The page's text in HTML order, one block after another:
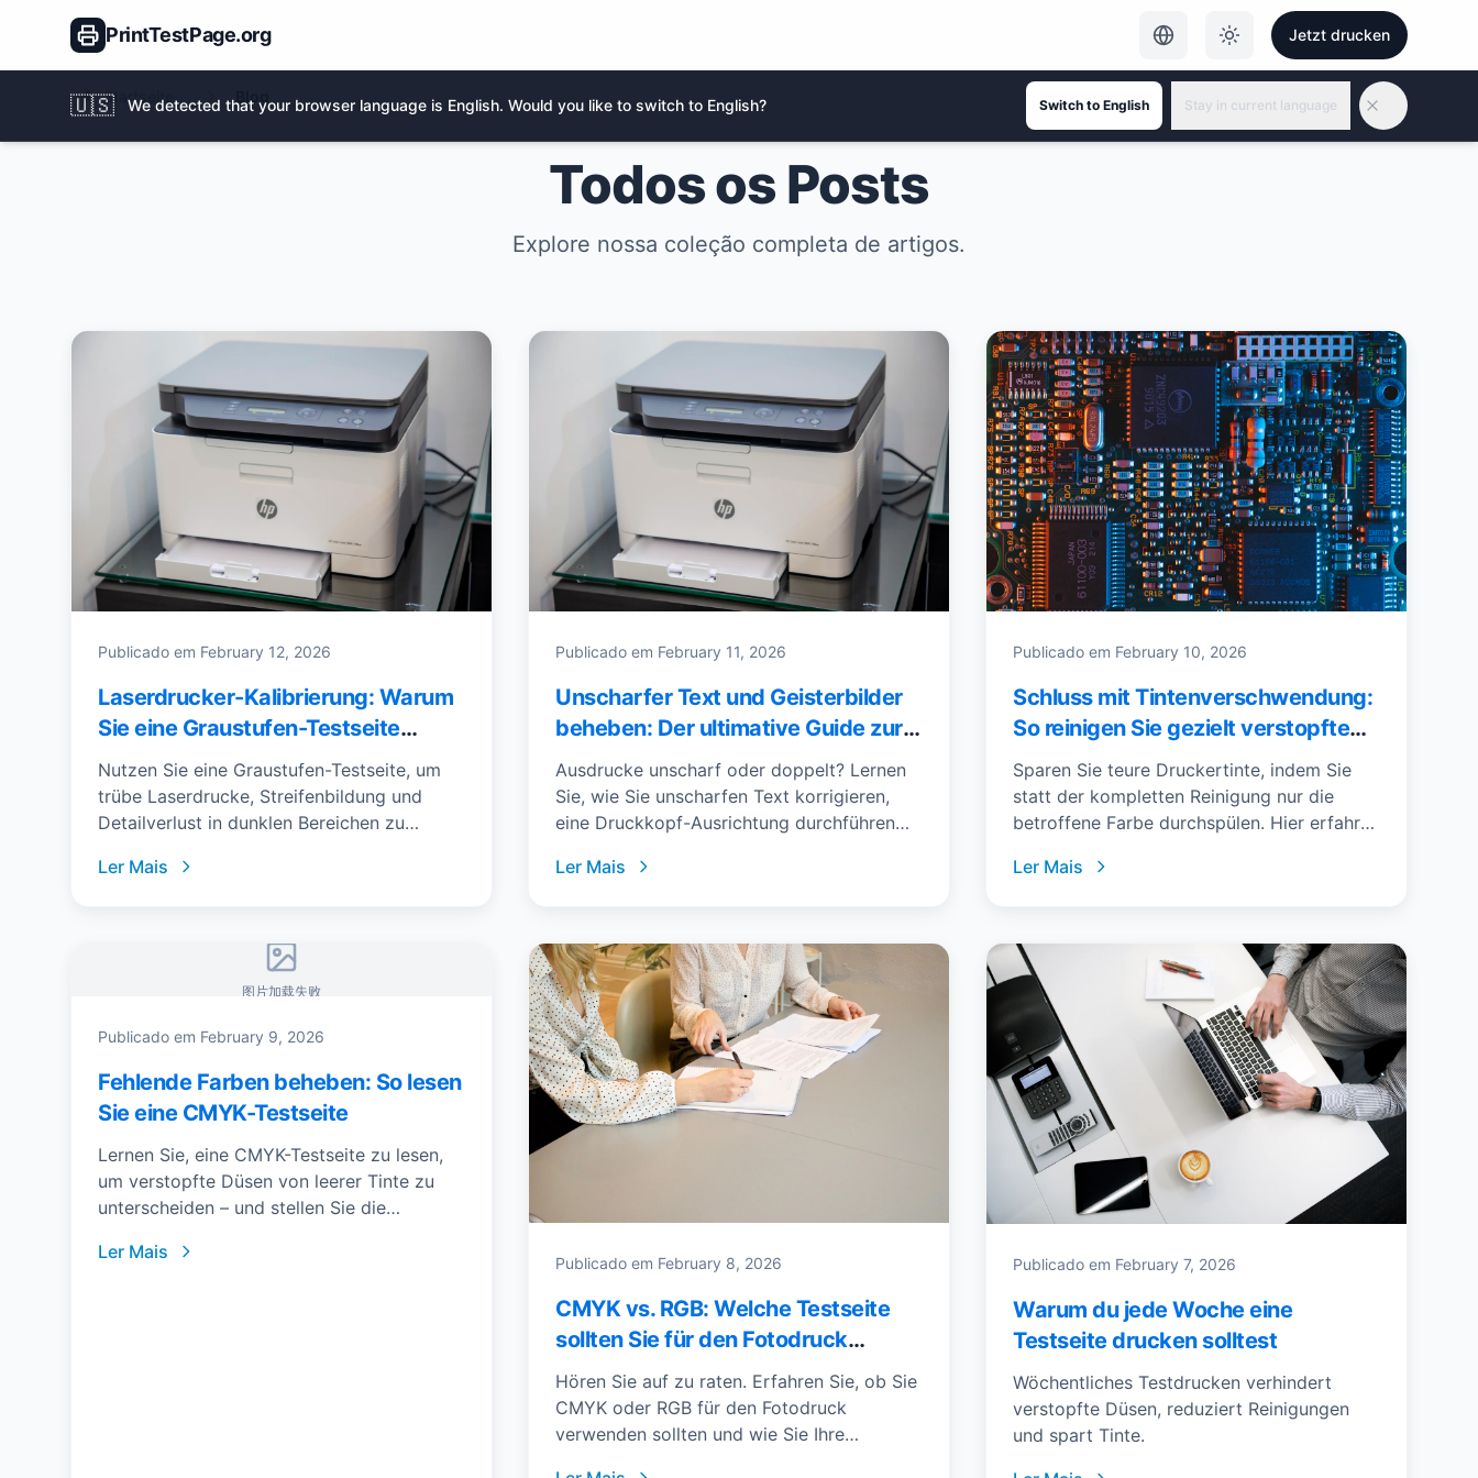
PrintTestPage.org Jetzt drucken
🇺🇸 We detected that your browser language is English. Would you like to switch to English? Switch to English Stay in current language
Startseite Blog
Todos os Posts
Explore nossa coleção completa de artigos.
Publicado em February 12, 2026
Laserdrucker-Kalibrierung: Warum
Sie eine Graustufen-Testseite
brauchen (und wie Sie Ihre
Ausdrucke reparieren)
Nutzen Sie eine Graustufen-Testseite, um
trübe Laserdrucke, Streifenbildung und
Detailverlust in dunklen Bereichen zu
und Kontrast in wenigen Minuten.
Ler Mais
Publicado em February 11, 2026
Unscharfer Text und Geisterbilder
beheben: Der ultimative Guide zur
Druckkopf-Ausrichtung
Ausdrucke unscharf oder doppelt? Lernen
Sie, wie Sie unscharfen Text korrigieren,
eine Druckkopf-Ausrichtung durchführen
für-Schritt-Anleitung.
Ler Mais
Publicado em February 10, 2026
Schluss mit Tintenverschwendung:
So reinigen Sie gezielt verstopfte
Düsen
Sparen Sie teure Druckertinte, indem Sie
statt der kompletten Reinigung nur die
betroffene Farbe durchspülen. Hier erfahren
funktioniert.
Ler Mais
图片加载失败
Publicado em February 9, 2026
Fehlende Farben beheben: So lesen
Sie eine CMYK-Testseite
Lernen Sie, eine CMYK-Testseite zu lesen,
um verstopfte Düsen von leerer Tinte zu
unterscheiden – und stellen Sie die
wieder her.
Ler Mais
Publicado em February 8, 2026
CMYK vs. RGB: Welche Testseite
sollten Sie für den Fotodruck
verwenden?
Hören Sie auf zu raten. Erfahren Sie, ob Sie
CMYK oder RGB für den Fotodruck
verwenden sollten und wie Sie Ihre
Publicado em February 7, 2026
Warum du jede Woche eine
Testseite drucken solltest
Wöchentliches Testdrucken verhindert
verstopfte Düsen, reduziert Reinigungen
und spart Tinte.